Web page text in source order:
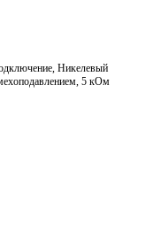
Никелевый
5 кОм